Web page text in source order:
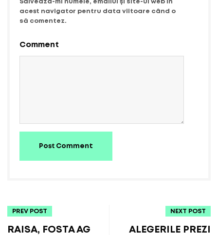
Salvează-mi numele, emailul și site-ul web în
acest navigator pentru data viitoare când o
să comentez.
Comment
Post Comment
PREV POST
RAISA, FOSTA AG
NEXT POST
ALEGERILE PREZI